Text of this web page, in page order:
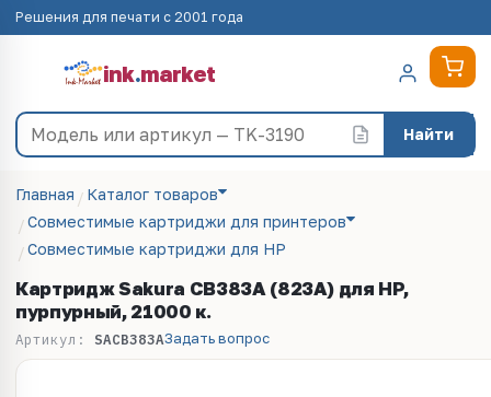
Решения для печати с 2001 года
ink.market
Найти
Главная
Каталог товаров
Совместимые картриджи для принтеров
Совместимые картриджи для HP
Картридж Sakura CB383A (823A) для HP,
пурпурный, 21000 к.
Артикул: SACB383AЗадать вопрос